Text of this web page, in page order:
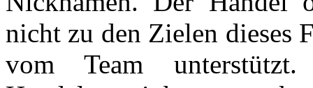
nicht zu den Zielen dieses
vom Team